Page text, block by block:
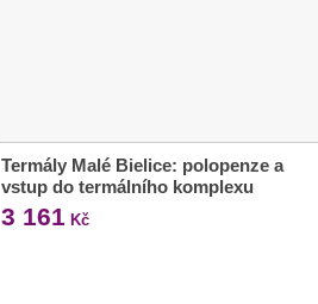
Termály Malé Bielice: polopenze a
vstup do termálního komplexu
3 161 Kč